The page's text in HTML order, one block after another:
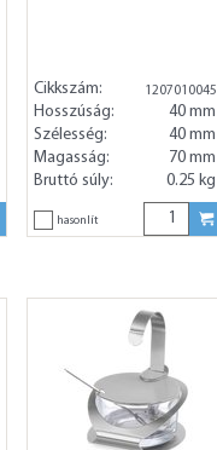
Cikkszám: 1207010045
Hosszúság:
40 mm
Szélesség:
40 mm
Magasság:
70 mm
Bruttó súly:
0.25 kg
hasonlít